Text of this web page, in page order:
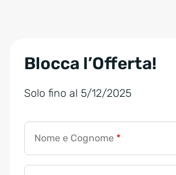
Blocca l’Offerta!
Solo fino al 5/12/2025
Nome e Cognome *